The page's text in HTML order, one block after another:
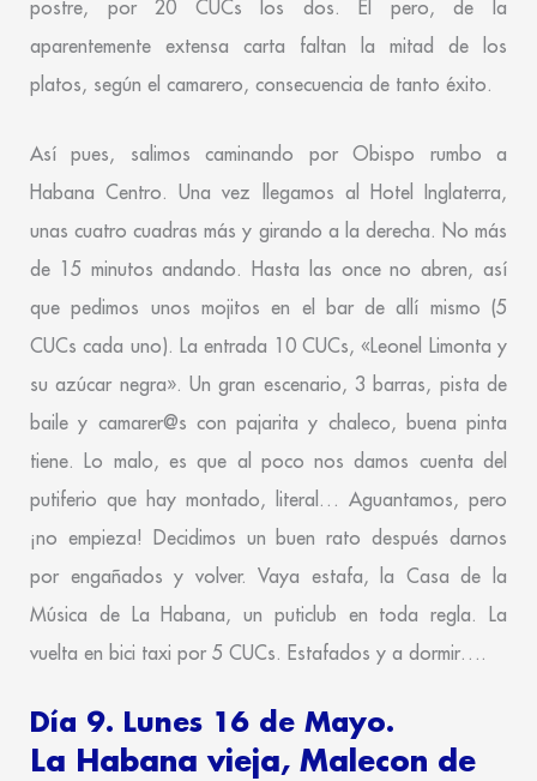
postre, por 20 CUCs los dos. El pero, de la
aparentemente extensa carta faltan la mitad de los
platos, según el camarero, consecuencia de tanto éxito.
Así pues, salimos caminando por Obispo rumbo a
Habana Centro. Una vez llegamos al Hotel Inglaterra,
unas cuatro cuadras más y girando a la derecha. No más
de 15 minutos andando. Hasta las once no abren, así
que pedimos unos mojitos en el bar de allí mismo (5
CUCs cada uno). La entrada 10 CUCs, «Leonel Limonta y
su azúcar negra». Un gran escenario, 3 barras, pista de
baile y camarer@s con pajarita y chaleco, buena pinta
tiene. Lo malo, es que al poco nos damos cuenta del
putiferio que hay montado, literal… Aguantamos, pero
¡no empieza! Decidimos un buen rato después darnos
por engañados y volver. Vaya estafa, la Casa de la
Música de La Habana, un puticlub en toda regla. La
vuelta en bici taxi por 5 CUCs. Estafados y a dormir….
Día 9. Lunes 16 de Mayo.
La Habana vieja, Malecon de